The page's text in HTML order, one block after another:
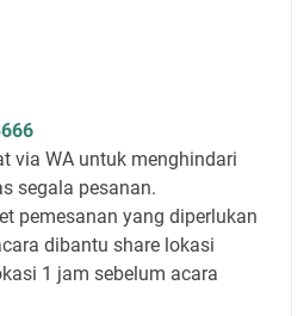
via WA untuk menghindari
segala pesanan.
pemesanan yang diperlukan
dibantu share lokasi
1 jam sebelum acara